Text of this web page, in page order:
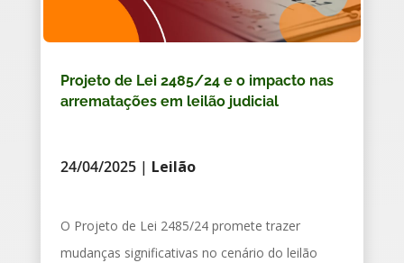
Projeto de Lei 2485/24 e o impacto nas
arrematações em leilão judicial
24/04/2025| Leilão
O Projeto de Lei 2485/24 promete trazer
mudanças significativas no cenário do leilão